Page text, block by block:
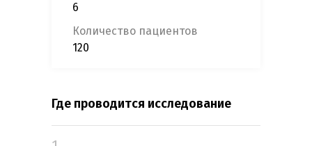
6
Количество пациентов
120
Где проводится исследование